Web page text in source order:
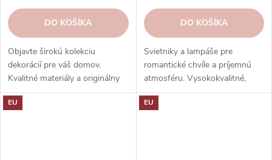
DO KOŠÍKA
Objavte širokú kolekciu
dekorácií pre váš domov.
Kvalitné materiály a originálny
dizajn. Inšpirujte sa v našom e-
shope.
DO KOŠÍKA
Svietniky a lampáše pre
romantické chvíle a príjemnú
atmosféru. Vysokokvalitné,
bezpečné a estetické. Skvelý
darček a dekorácia. Objednajte
EU EU